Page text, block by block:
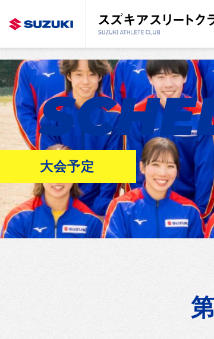
大会予定